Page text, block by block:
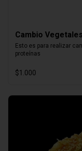
Cambio
Esto es para realizar
proteínas
$1.000